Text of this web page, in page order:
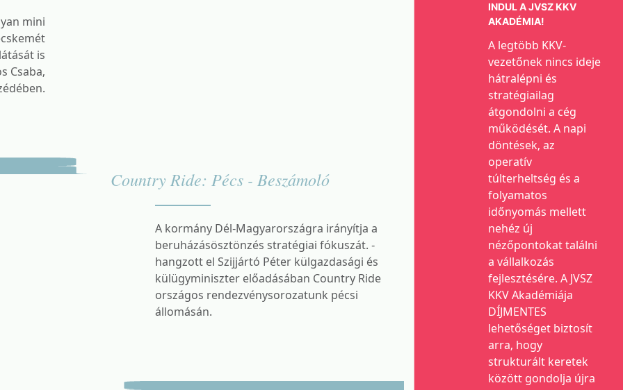
INDUL A JVSZ KKV
AKADÉMIA!
A legtöbb KKV-
vezetőnek nincs ideje
hátralépni és
stratégiailag
átgondolni a cég
működését. A napi
döntések, az
operatív
túlterheltség és a
folyamatos
időnyomás mellett
nehéz új
nézőpontokat találni
a vállalkozás
fejlesztésére. A JVSZ
KKV Akadémiája
DÍJMENTES
lehetőséget biztosít
arra, hogy
strukturált keretek
között gondolja újra
mini
is
Csaba,
Country Ride: Pécs - Beszámoló
A kormány Dél-Magyarországra irányítja a
beruházásösztönzés stratégiai fókuszát. -
hangzott el Szijjártó Péter külgazdasági és
külügyminiszter előadásában Country Ride
országos rendezvénysorozatunk pécsi
állomásán.